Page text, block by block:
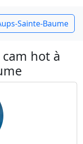
Sainte-Baume
hot à